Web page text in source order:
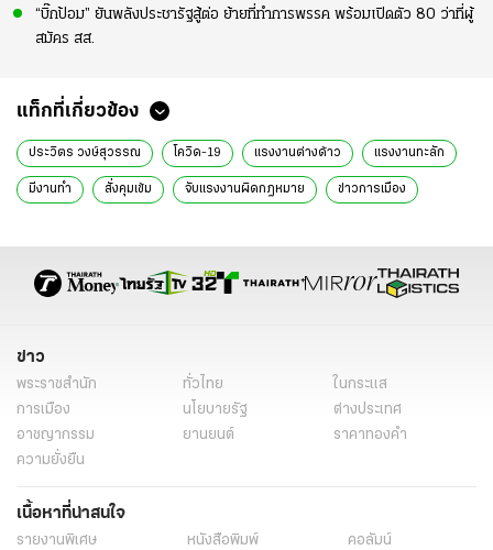
“บิ๊กป้อม” ยันพลังประชารัฐสู้ต่อ ย้ายที่ทำการพรรค พร้อมเปิดตัว 80 ว่าที่ผู้
สมัคร สส.
แท็กที่เกี่ยวข้อง
ประวิตร วงษ์สุวรรณ โควิด-19 แรงงานต่างด้าว แรงงานทะลัก
มีงานทำ สั่งคุมเข้ม จับแรงงานผิดกฎหมาย ข่าวการเมือง
ข่าว
พระราชสำนัก ทั่วไทย
ในกระแส
การเมือง
นโยบายรัฐ
ต่างประเทศ
อาชญากรรม
ยานยนต์
ราคาทองคำ
ความยั่งยืน
เนื้อหาที่น่าสนใจ
รายงานพิเศษ หนังสือพิมพ์
คอลัมน์